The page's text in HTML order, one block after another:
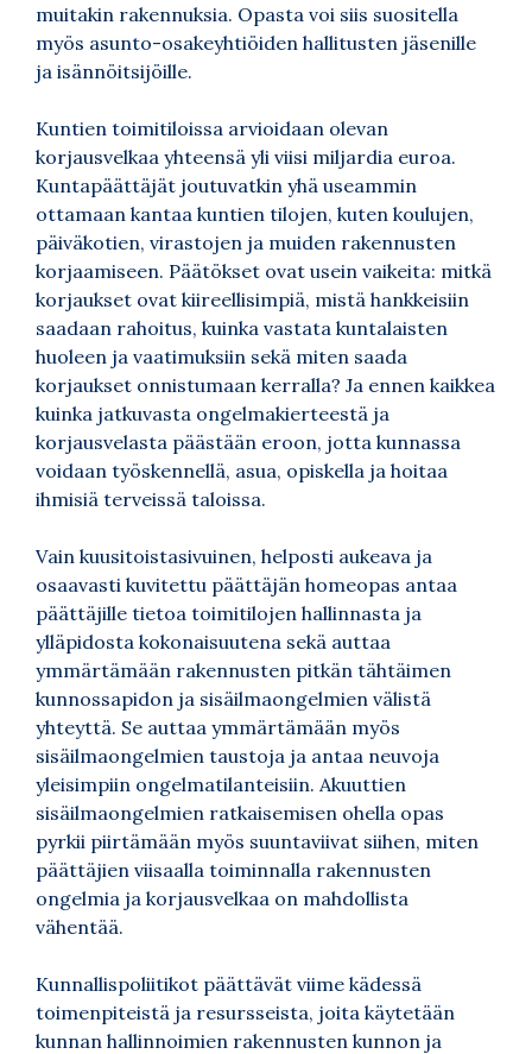
muitakin rakennuksia. Opasta voi siis suositella
myös asunto-osakeyhtiöiden hallitusten jäsenille
ja isännöitsijöille.
Kuntien toimitiloissa arvioidaan olevan
korjausvelkaa yhteensä yli viisi miljardia euroa.
Kuntapäättäjät joutuvatkin yhä useammin
ottamaan kantaa kuntien tilojen, kuten koulujen,
päiväkotien, virastojen ja muiden rakennusten
korjaamiseen. Päätökset ovat usein vaikeita: mitkä
korjaukset ovat kiireellisimpiä, mistä hankkeisiin
saadaan rahoitus, kuinka vastata kuntalaisten
huoleen ja vaatimuksiin sekä miten saada
korjaukset onnistumaan kerralla? Ja ennen kaikkea
kuinka jatkuvasta ongelmakierteestä ja
korjausvelasta päästään eroon, jotta kunnassa
voidaan työskennellä, asua, opiskella ja hoitaa
ihmisiä terveissä taloissa.
Vain kuusitoistasivuinen, helposti aukeava ja
osaavasti kuvitettu päättäjän homeopas antaa
päättäjille tietoa toimitilojen hallinnasta ja
ylläpidosta kokonaisuutena sekä auttaa
ymmärtämään rakennusten pitkän tähtäimen
kunnossapidon ja sisäilmaongelmien välistä
yhteyttä. Se auttaa ymmärtämään myös
sisäilmaongelmien taustoja ja antaa neuvoja
yleisimpiin ongelmatilanteisiin. Akuuttien
sisäilmaongelmien ratkaisemisen ohella opas
pyrkii piirtämään myös suuntaviivat siihen, miten
päättäjien viisaalla toiminnalla rakennusten
ongelmia ja korjausvelkaa on mahdollista
vähentää.
Kunnallispoliitikot päättävät viime kädessä
toimenpiteistä ja resursseista, joita käytetään
kunnan hallinnoimien rakennusten kunnon ja